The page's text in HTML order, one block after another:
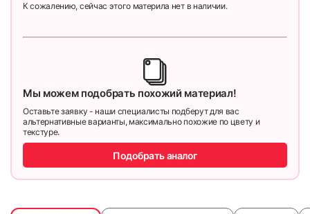
К сожалению, сейчас этого материла нет в наличии.
Мы можем подобрать похожий материал!
Оставьте заявку - наши специалисты подберут для вас
альтернативные варианты, максимально похожие по цвету и
текстуре.
Подобрать аналог